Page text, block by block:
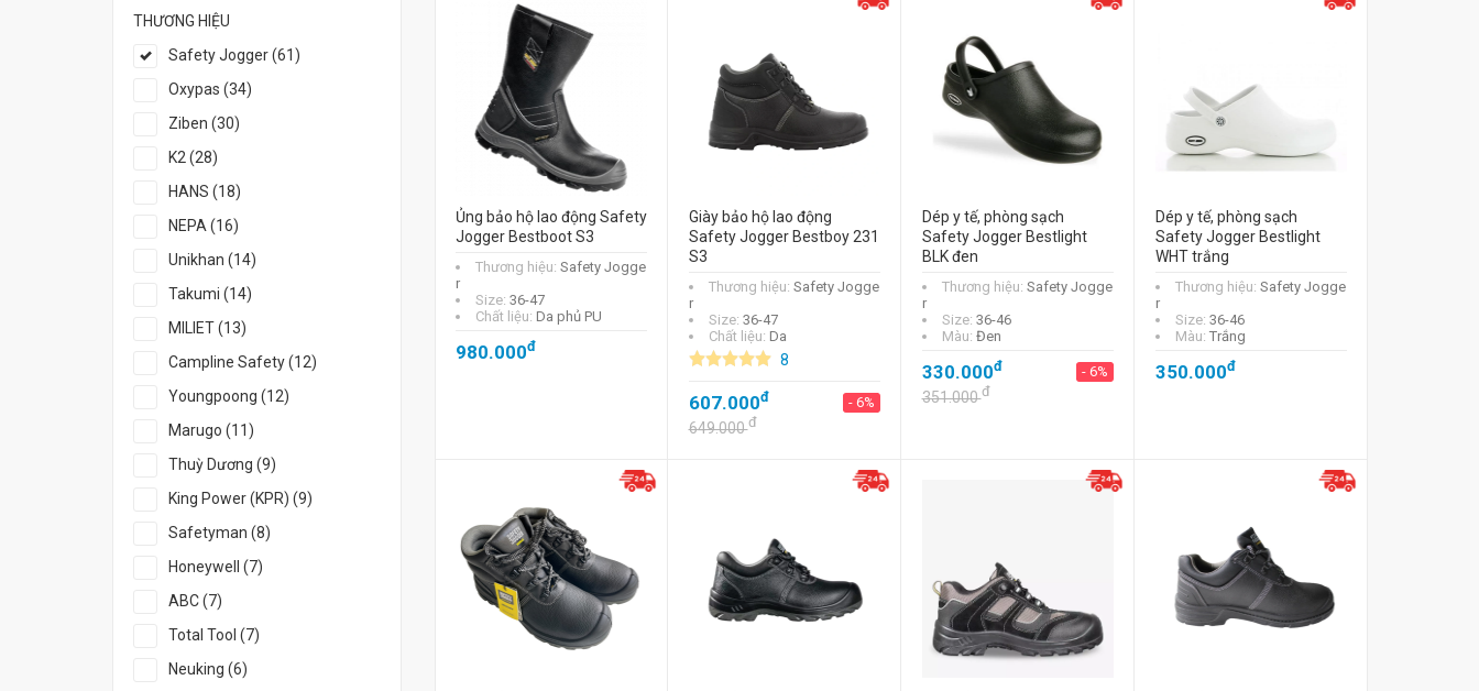
THƯƠNG HIỆU
Safety Jogger (61)
Oxypas (34)
Ziben (30)
K2 (28)
HANS (18)
NEPA (16)
Unikhan (14)
Takumi (14)
MILIET (13)
Campline Safety (12)
Youngpoong (12)
Marugo (11)
Thuỳ Dương (9)
King Power (KPR) (9)
Safetyman (8)
Honeywell (7)
ABC (7)
Total Tool (7)
Neuking (6)
Ủng bảo hộ lao động Safety
Jogger Bestboot S3
Thương hiệu: Safety Jogge
r
Size: 36-47
Chất liệu: Da phủ PU
980.000đ
Giày bảo hộ lao động
Safety Jogger Bestboy 231
S3
Thương hiệu: Safety Jogge
r
Size: 36-47
Chất liệu: Da
8
607.000đ - 6%
649.000đ
Dép y tế, phòng sạch
Safety Jogger Bestlight
BLK đen
Thương hiệu: Safety Jogge
r
Size: 36-46
Màu: Đen
330.000đ - 6%
351.000đ
Dép y tế, phòng sạch
Safety Jogger Bestlight
WHT trắng
Thương hiệu: Safety Jogge
r
Size: 36-46
Màu: Trắng
350.000đ